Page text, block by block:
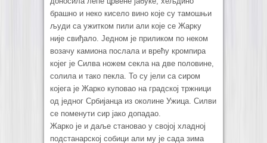
брашно и неко кисело вино које су тамошњи
људи са ужитком пили али које се Жарку
није свиђало. Једном је приликом по неком
возачу камиона послала и врећу кромпира
којег је Силва ножем секла на две половине,
солила и тако пекла. То су јели са сиром
којега је Жарко куповао на градској тржници
од једног Србијанца из околине Ужица. Силви
се поменути сир јако допадао.
Жарко је и даље становао у својој хладној
подстанарској собици али му је сада зима